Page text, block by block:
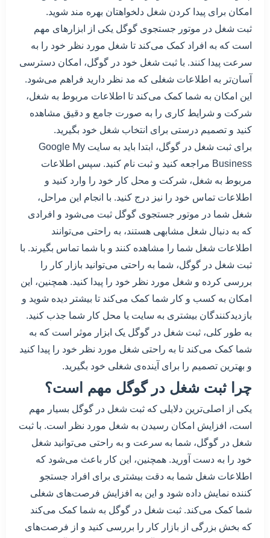
امکان برای پیدا کردن شغل دلخواهتان بهره مند شوید.
ثبت شغل در موتور جستجوی گوگل یکی از ابزارهای مهم
است که به افراد کمک می‌کند تا شغل مورد نظر خود را به
سرعت پیدا کنند. با ثبت شغل خود در گوگل، امکان دسترسی
آسان‌تر به اطلاعات شغلی که مد نظر دارید فراهم می‌شود.
این امکان به شما کمک می‌کند تا اطلاعات مربوط به شغل،
شرکت و شرایط کاری را به صورت جامع و دقیق مشاهده
کنید و تصمیم درستی برای انتخاب شغل خود بگیرید.
برای ثبت شغل در گوگل، ابتدا باید به سایت Google My
Business مراجعه کنید و ثبت نام کنید. سپس اطلاعات
مربوط به شغل، شرکت و محل کار خود را وارد کنید و
اطلاعات تماس خود را نیز درج کنید. با انجام این مراحل،
شغل شما در موتور جستجوی گوگل ثبت می‌شود و افرادی
که به دنبال شغل مشابهی هستند، به راحتی می‌توانند
اطلاعات شغل شما را مشاهده کنند و با شما تماس بگیرند. با
ثبت شغل در گوگل، شما به راحتی می‌توانید بازار کار را
بررسی کرده و شغل مورد نظر خود را پیدا کنید. همچنین، این
امکان به کسب و کار شما کمک می‌کند تا بیشتر دیده شوید و
بازدیدکنندگان بیشتری به سایت یا محل کار شما جذب کنید.
به طور کلی، ثبت شغل در گوگل یک ابزار موثر است که به
شما کمک می‌کند تا به راحتی شغل مورد نظر خود را پیدا کنید
و بهترین تصمیم را برای آینده‌ی شغلی خود بگیرید.
چرا ثبت شغل در گوگل مهم است؟
یکی از اصلی‌ترین دلایلی که ثبت شغل در گوگل بسیار مهم
است، افزایش امکان رسیدن به شغل مورد نظر است. با ثبت
شغل در گوگل، شما به سرعت و به راحتی می‌توانید شغل
خود را به دست آورید. همچنین، این کار باعث می‌شود که
اطلاعات شغل شما به دقت بیشتری برای افراد جستجو
کننده نمایش داده شود و این به افزایش فرصت‌های شغلی
شما کمک می‌کند. ثبت شغل در گوگل به شما کمک می‌کند
که بخش بزرگی از بازار کار را بررسی کنید و از فرصت‌های